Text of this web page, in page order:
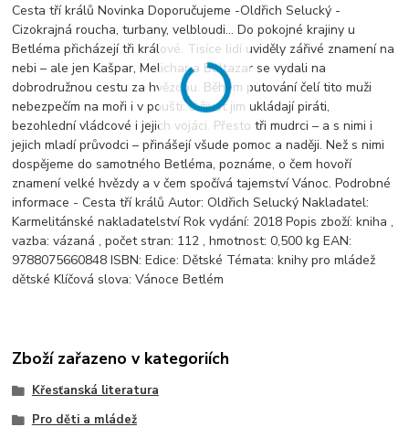
Cesta tří králů Novinka Doporučujeme -Oldřich Selucký -
Cizokrajná roucha, turbany, velbloudi… Do pokojné krajiny u
Betléma přicházejí tři králové. Tisíce lidí uviděly zářivé znamení na
nebi – ale jen Kašpar, Melichar a Baltazar se vydali na
dobrodružnou cestu za hvězdou. Během putování čelí tito muži
nebezpečím na moři i v poušti: o život jim ukládají piráti,
bezohlední vládcové i jejich vojáci. Přesto tři mudrci – a s nimi i
jejich mladí průvodci – přinášejí všude pomoc a naději. Než s nimi
dospějeme do samotného Betléma, poznáme, o čem hovoří
znamení velké hvězdy a v čem spočívá tajemství Vánoc. Podrobné
informace - Cesta tří králů Autor: Oldřich Selucký Nakladatel:
Karmelitánské nakladatelství Rok vydání: 2018 Popis zboží: kniha ,
vazba: vázaná , počet stran: 112 , hmotnost: 0,500 kg EAN:
9788075660848 ISBN: Edice: Dětské Témata: knihy pro mládež
dětské Klíčová slova: Vánoce Betlém
Zboží zařazeno v kategoriích
Křesťanská literatura
Pro děti a mládež